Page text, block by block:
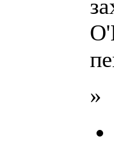
»